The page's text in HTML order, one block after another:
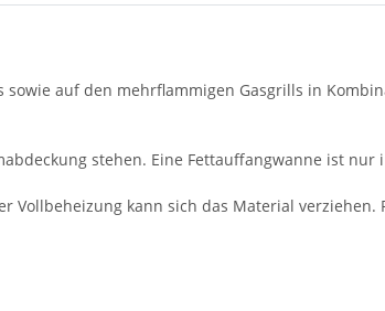
auf den mehrflammigen Gasgrills in
stehen. Eine Fettauffangwanne ist
kann sich das Material verziehen.